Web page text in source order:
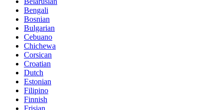
Bengali
Bosnian
Bulgarian
Cebuano
Chichewa
Corsican
Croatian
Dutch
Estonian
Filipino
Finnish